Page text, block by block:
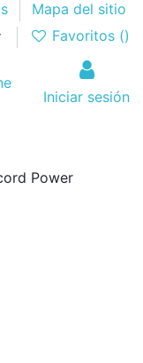
Mapa del sitio
Favoritos ()
Iniciar sesión
Power